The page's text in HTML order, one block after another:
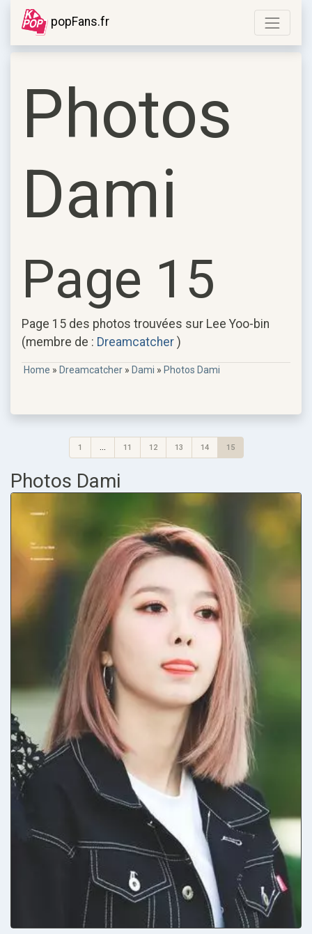
popFans.fr
Photos
Dami
Page 15
Page 15 des photos trouvées sur Lee Yoo-bin
(membre de : Dreamcatcher )
Home » Dreamcatcher » Dami » Photos Dami
1 ... 11 12 13 14 15
Photos Dami